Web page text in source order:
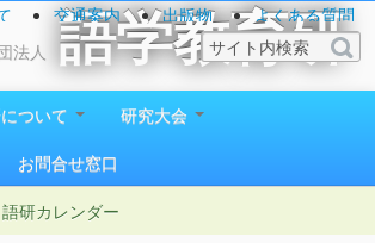
法人
語学教育研
（大正12）年創立
交通案内 出版物
よくある質問
ついて
研究大会
お問合せ窓口
語研カレンダー